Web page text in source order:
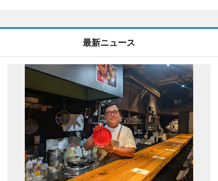
最新ニュース